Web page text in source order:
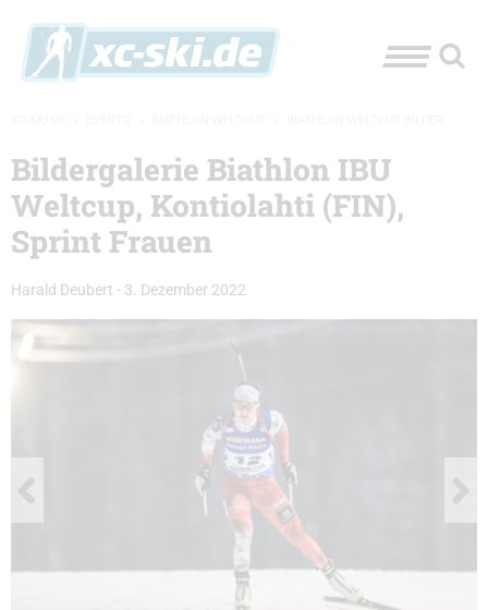
Bildergalerie Biathlon IBU
Weltcup, Kontiolahti (FIN),
Sprint Frauen
Harald Deubert - 3. Dezember 2022